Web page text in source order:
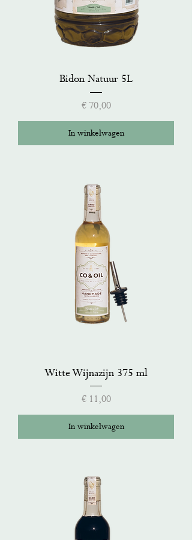
Bidon Natuur 5L
Prijs
€ 70,00
In winkelwagen
Witte Wijnazijn 375 ml
Prijs
€ 11,00
In winkelwagen